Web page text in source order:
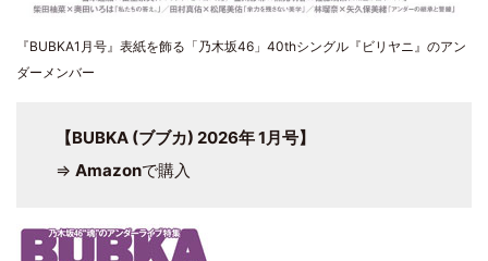
『BUBKA1月号』表紙を飾る「乃木坂46」40thシングル『ビリヤニ』のアン
ダーメンバー
【BUBKA (ブブカ) 2026年 1月号】
⇒ Amazonで購入